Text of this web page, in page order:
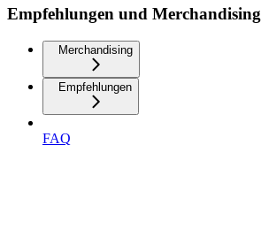
Empfehlungen und Merchandising
Merchandising
Empfehlungen
FAQ